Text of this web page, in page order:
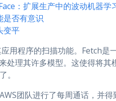
：扩展生产中的波动机器学
是否有意识
变平
用程序的扫描功能。Fetch是
处理其许多模型。这使得将
。
团队进行了每周通话，并